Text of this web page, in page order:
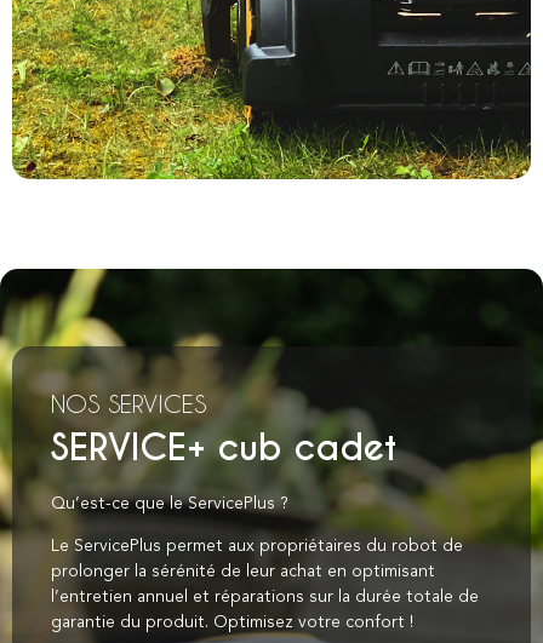
A partir de79€ TTC
Contactez-nous
Déplacement
Besoin d’un déplacement dans votre jardin ? nous
vous proposons de venir sur rendez vous dans un
rayon de 60km autour de chez nous.
Déplacement à (hors main d’œuvre)
Contactez-nous
NOS SERVICES
SERVICE+ cub cadet
Qu’est-ce que le ServicePlus ?
Le ServicePlus permet aux propriétaires du robot de
prolonger la sérénité de leur achat en optimisant
l’entretien annuel et réparations sur la durée totale de
garantie du produit. Optimisez votre confort !